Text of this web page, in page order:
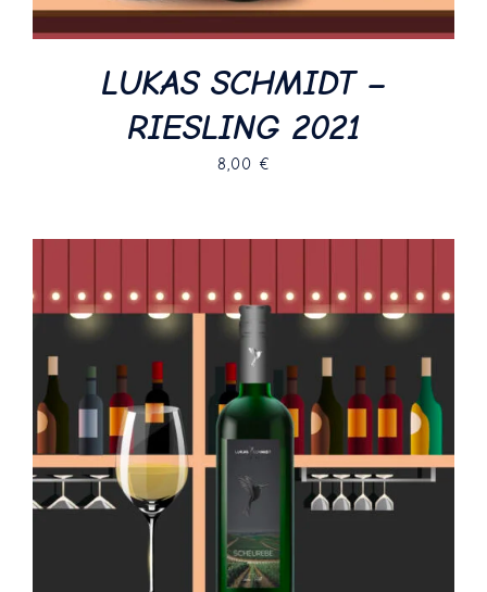
LUKAS SCHMIDT –
RIESLING 2021
8,00 €